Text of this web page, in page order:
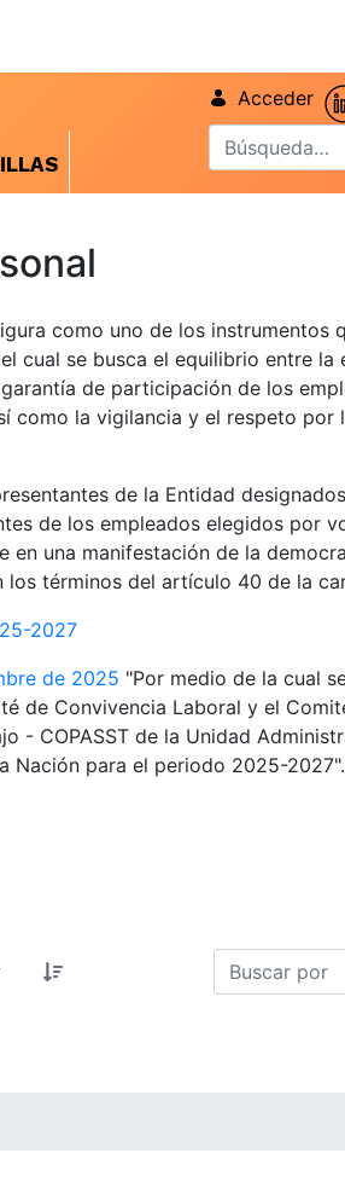
Acceder
como uno de los instrumentos
cual se busca el equilibrio entre la
de participación de los
como la vigilancia y el respeto por
de la Entidad
de los empleados elegidos por
en una manifestación de la
los términos del artículo 40 de la
2027
de 2025 "Por medio de la cual
de Convivencia Laboral y el
- COPASST de la Unidad
Nación para el periodo 2025-2027".